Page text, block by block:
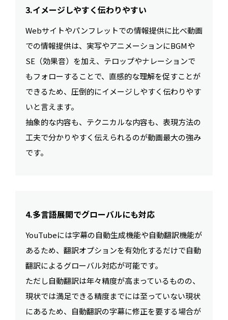
3.イメージしやすく伝わりやすい
Webサイトやパンフレットでの情報提供に比べ動画
での情報提供は、実写やアニメーションにBGMや
SE（効果音）を加え、テロップやナレーションで
もフォローすることで、直感的な理解を促すことが
できるため、圧倒的にイメージしやすく伝わりやす
いと言えます。
抽象的な内容も、テクニカルな内容も、表現方法の
工夫で分かりやすく伝えられるのが動画最大の強み
です。
4.多言語展開でグローバルにも対応
YouTubeには字幕の自動生成機能や自動翻訳機能が
あるため、翻訳オプションを有効化するだけで自動
翻訳によるグローバル対応が可能です。
ただし自動翻訳は年々精度が高まっているものの、
現状では満足できる精度までには至っていない現状
にあるため、自動翻訳の字幕に修正を要する場合が